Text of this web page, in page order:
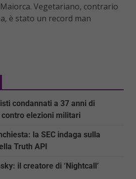
Vegetariano, contrario
è stato un record man
condannati a 37 anni di
elezioni militari
la SEC indaga sulla
Truth API
il creatore di ‘Nightcall’